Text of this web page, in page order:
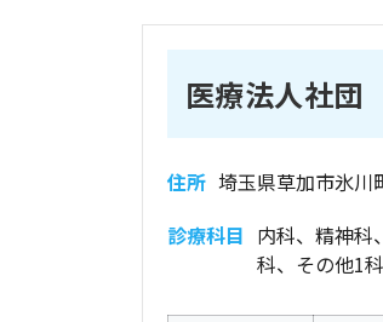
医療法人社
住所 埼玉県草加市氷川
診療科目 内科、精神科
科、その他1